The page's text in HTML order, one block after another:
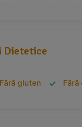
Dietetice
Fără gluten